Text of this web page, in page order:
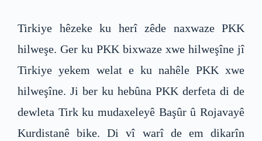
Tirkiye hêzeke ku herî zêde naxwaze PKK
hilweşe. Ger ku PKK bixwaze xwe hilweşîne jî
Tirkiye yekem welat e ku nahêle PKK xwe
hilweşîne. Ji ber ku hebûna PKK derfeta di de
dewleta Tirk ku mudaxeleyê Başûr û Rojavayê
Kurdistanê bike. Di vî warî de em dikarîn